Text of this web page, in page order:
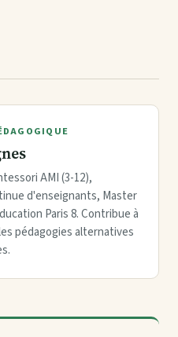
AMI (3-12),
d'enseignants, Master
Paris 8. Contribue à
pédagogies alternatives